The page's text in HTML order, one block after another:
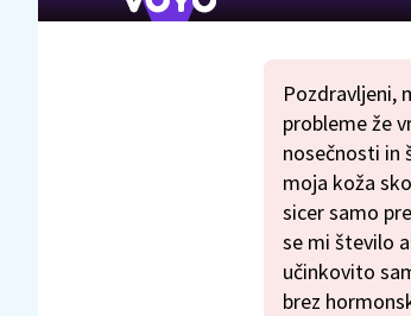
Pozdravljeni,
probleme že
nosečnosti in
moja koža
sicer samo
se mi število
učinkovito
brez